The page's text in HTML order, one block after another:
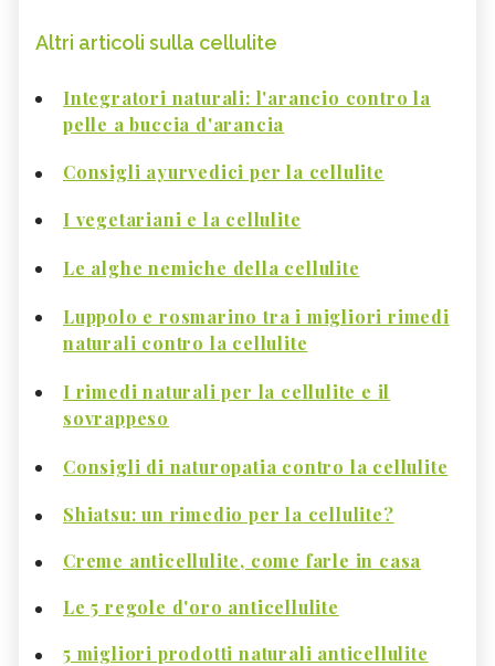
Altri articoli sulla cellulite
Integratori naturali: l'arancio contro la
pelle a buccia d'arancia
Consigli ayurvedici per la cellulite
I vegetariani e la cellulite
Le alghe nemiche della cellulite
Luppolo e rosmarino tra i migliori rimedi
naturali contro la cellulite
I rimedi naturali per la cellulite e il
sovrappeso
Consigli di naturopatia contro la cellulite
Shiatsu: un rimedio per la cellulite?
Creme anticellulite, come farle in casa
Le 5 regole d'oro anticellulite
5 migliori prodotti naturali anticellulite